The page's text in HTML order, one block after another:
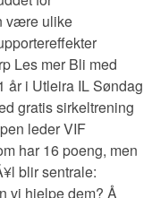
være ulike
Les mer Bli med
år i Utleira IL Søndag
gratis sirkeltrening
leder VIF
har 16 poeng, men
blir sentrale:
vi hjelpe dem? Å